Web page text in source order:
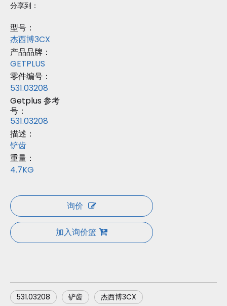
分享到：
型号：
杰西博3CX
产品品牌：
GETPLUS
零件编号：
531.03208
Getplus 参考
号：
531.03208
描述：
铲齿
重量：
4.7KG
询价
加入询价篮
531.03208 铲齿 杰西博3CX